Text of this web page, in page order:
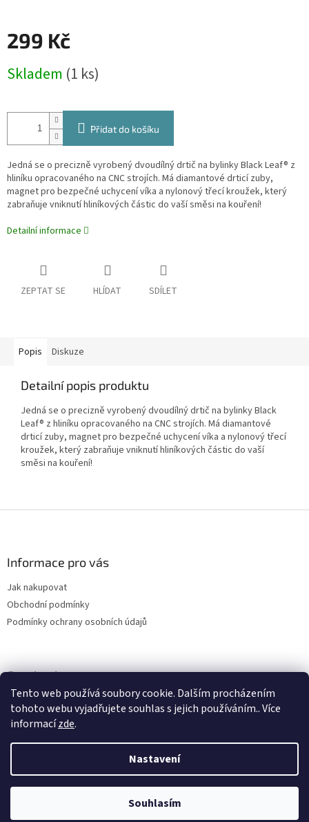
Tento web používá soubory cookie. Dalším procházením
tohoto webu vyjadřujete souhlas s jejich používáním.. Více
informacízde.
Nastavení
Souhlasím
299 Kč
cena:
Skladem (1 ks)
Přidat do košíku
Jedná se o precizně vyrobený dvoudílný drtič na bylinky Black Leaf® z
hliníku opracovaného na CNC strojích. Má diamantové drticí zuby,
magnet pro bezpečné uchycení víka a nylonový třecí kroužek, který
zabraňuje vniknutí hliníkových částic do vaší směsi na kouření!
Detailní informace
ZEPTAT SE HLÍDAT SDÍLET
Popis Diskuze
Detailní popis produktu
Jedná se o precizně vyrobený dvoudílný drtič na bylinky Black
Leaf® z hliníku opracovaného na CNC strojích. Má diamantové
drticí zuby, magnet pro bezpečné uchycení víka a nylonový třecí
kroužek, který zabraňuje vniknutí hliníkových částic do vaší
směsi na kouření!
Informace pro vás
Jak nakupovat
Obchodní podmínky
Podmínky ochrany osobních údajů
Facebook
Vytvořil Shoptet
Cannabisshop. Všechna práva vyhrazena.